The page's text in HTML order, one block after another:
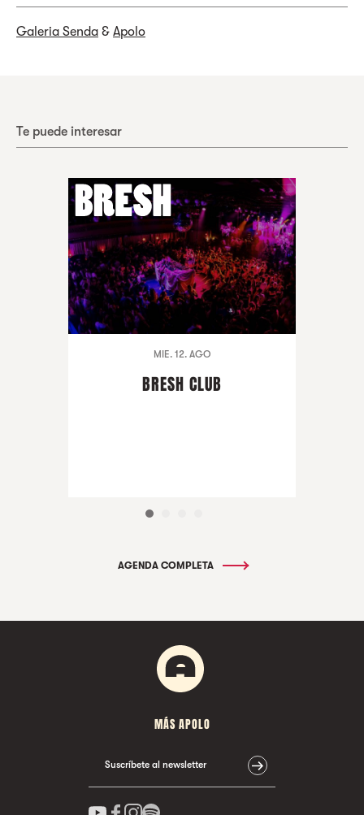
Galeria Senda & Apolo
Te puede interesar
MIE. 12. AGO
BRESH CLUB
AGENDA COMPLETA
MÁS APOLO
Suscríbete al newsletter